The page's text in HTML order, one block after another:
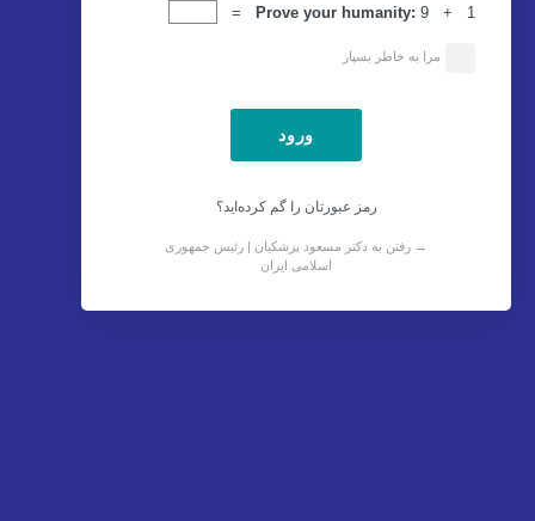
Prove your humanity: 9 + 1 =
مرا به خاطر بسپار
رمز عبورتان را گم کرده‌اید؟
→ رفتن به دکتر مسعود پزشکیان | رئیس جمهوری
اسلامی ایران